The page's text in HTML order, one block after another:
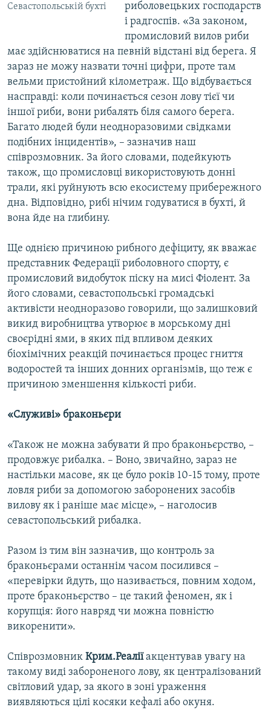
Севастопольській бухті
риболовецьких господарств
і радгоспів. «За законом,
промисловий вилов риби
має здійснюватися на певній відстані від берега. Я
зараз не можу назвати точні цифри, проте там
вельми пристойний кілометраж. Що відбувається
насправді: коли починається сезон лову тієї чи
іншої риби, вони рибалять біля самого берега.
Багато людей були неодноразовими свідками
подібних інцидентів», – зазначив наш
співрозмовник. За його словами, подейкують
також, що промисловці використовують донні
трали, які руйнують всю екосистему прибережного
дна. Відповідно, рибі нічим годуватися в бухті, й
вона йде на глибину.
Ще однією причиною рибного дефіциту, як вважає
представник Федерації риболовного спорту, є
промисловий видобуток піску на мисі Фіолент. За
його словами, севастопольські громадські
активісти неодноразово говорили, що залишковий
викид виробництва утворює в морському дні
своєрідні ями, в яких під впливом деяких
біохімічних реакцій починається процес гниття
водоростей та інших донних організмів, що теж є
причиною зменшення кількості риби.
«Служиві» браконьєри
«Також не можна забувати й про браконьєрство, –
продовжує рибалка. – Воно, звичайно, зараз не
настільки масове, як це було років 10-15 тому, проте
ловля риби за допомогою заборонених засобів
вилову як і раніше має місце», – наголосив
севастопольський рибалка.
Разом із тим він зазначив, що контроль за
браконьєрами останнім часом посилився –
«перевірки йдуть, що називається, повним ходом,
проте браконьєрство – це такий феномен, як і
корупція: його навряд чи можна повністю
викоренити».
Співрозмовник Крим.Реаліїакцентував увагу на
такому виді забороненого лову, як централізований
світловий удар, за якого в зоні ураження
виявляються цілі косяки кефалі або окуня.